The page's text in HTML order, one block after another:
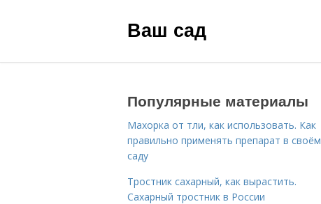
Ваш сад
Популярные материалы
Махорка от тли, как использовать. Как
правильно применять препарат в своём
саду
Тростник сахарный, как вырастить.
Сахарный тростник в России